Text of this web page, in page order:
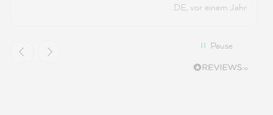
DE, vor einem Jahr
Pause